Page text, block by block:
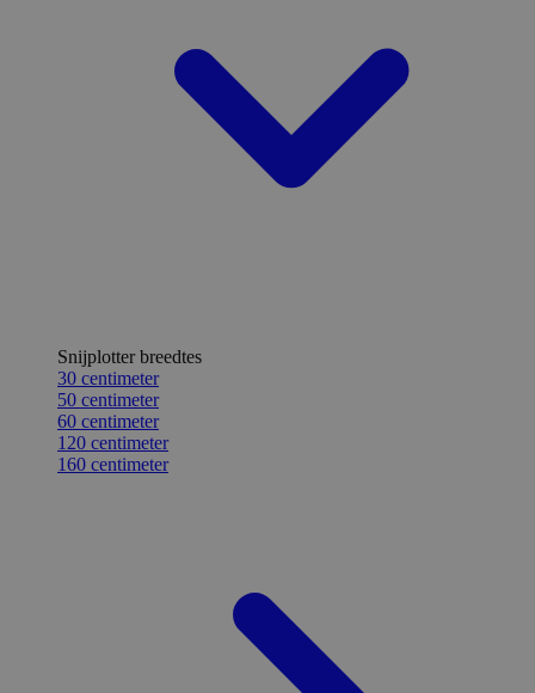
Snijplotter breedtes
30 centimeter
50 centimeter
60 centimeter
120 centimeter
160 centimeter